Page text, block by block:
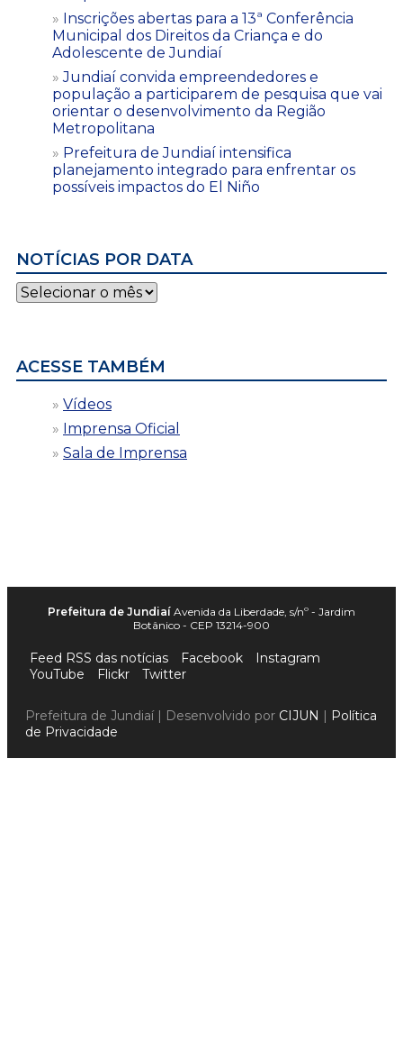
Inscrições abertas para a 13ª Conferência
Municipal dos Direitos da Criança e do
Adolescente de Jundiaí
Jundiaí convida empreendedores e
população a participarem de pesquisa que vai
orientar o desenvolvimento da Região
Metropolitana
Prefeitura de Jundiaí intensifica
planejamento integrado para enfrentar os
possíveis impactos do El Niño
NOTÍCIAS POR DATA
Notícias
por
ACESSE TAMBÉM
Vídeos
Imprensa Oficial
Sala de Imprensa
Prefeitura de Jundiaí Avenida da Liberdade, s/nº - Jardim
Botânico - CEP 13214-900
Feed RSS das notícias Facebook
Instagram
YouTube
Flickr Twitter
Prefeitura de Jundiaí | Desenvolvido por CIJUN | Política
de Privacidade